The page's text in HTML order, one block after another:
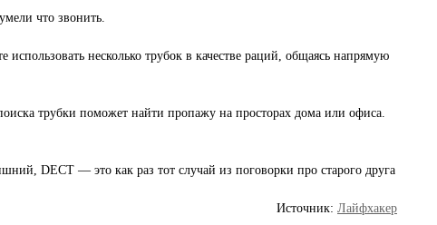
что звонить.
несколько трубок в качестве раций, общаясь напрямую
трубки поможет найти пропажу на просторах дома или офиса.
DECT — это как раз тот случай из поговорки про старого друга
Источник: Лайфхакер